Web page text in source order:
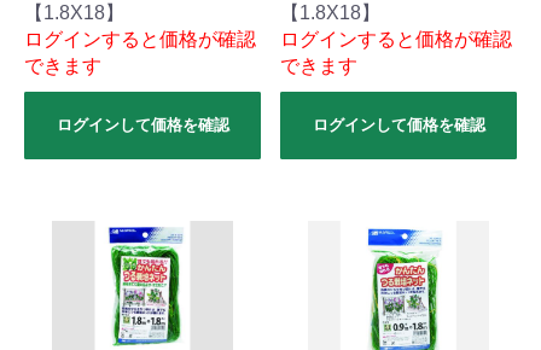
【1.8X18】
ログインすると価格が確認
できます
ログインして価格を確認
【1.8X18】
ログインすると価格が確認
できます
ログインして価格を確認